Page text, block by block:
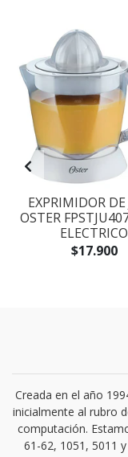
EXPRIMIDOR DE
OSTER
ELECTRICO
$17.900
Creada en el año
inicialmente al rubro
computación.
61-62, 1051, 5011